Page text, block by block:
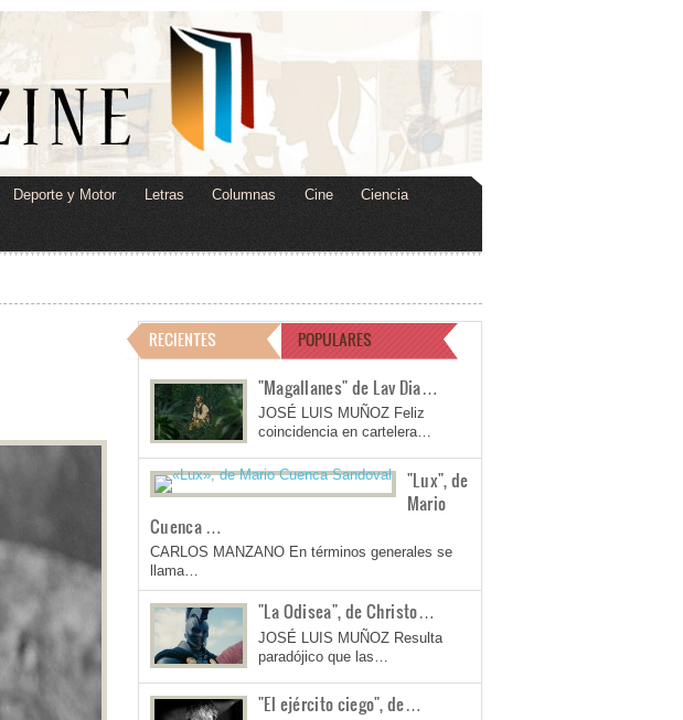
Deporte y Motor Letras Columnas Cine Ciencia
RECIENTES POPULARES
"Magallanes" de Lav Dia…
JOSÉ LUIS MUÑOZ Feliz
coincidencia en cartelera…
"Lux", de
Mario
Cuenca …
CARLOS MANZANO En términos generales se
llama…
"La Odisea", de Christo…
JOSÉ LUIS MUÑOZ Resulta
paradójico que las…
"El ejército ciego", de…